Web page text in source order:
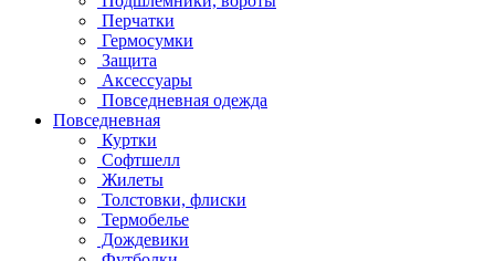
Перчатки
Гермосумки
Защита
Аксессуары
Повседневная одежда
Повседневная
Куртки
Софтшелл
Жилеты
Толстовки, флиски
Термобелье
Дождевики